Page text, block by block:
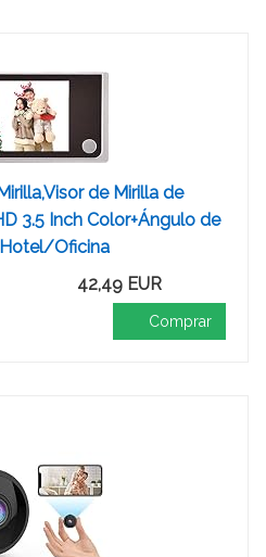
de Mirilla de
3.5 Inch Color+Ángulo de
Hotel/Oficina
42,49 EUR
Comprar